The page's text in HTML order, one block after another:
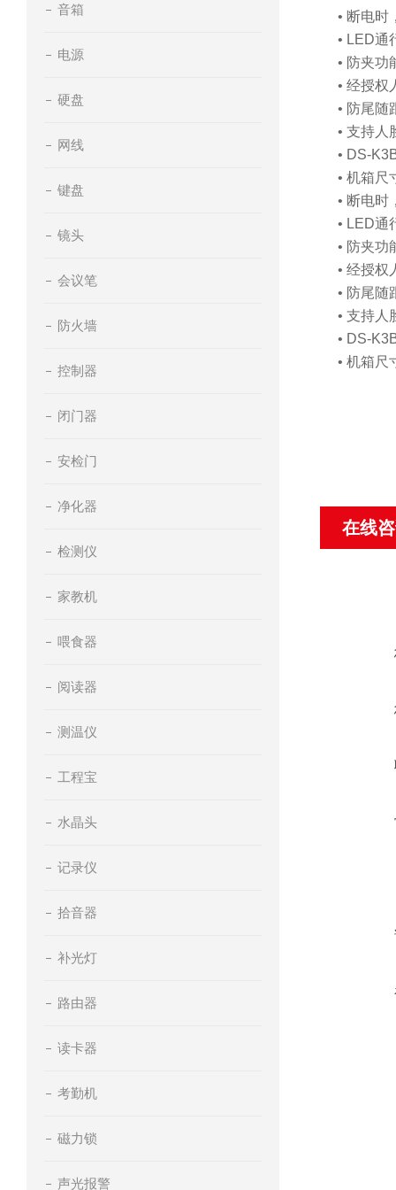
音箱
电源
硬盘
网线
键盘
镜头
会议笔
防火墙
控制器
闭门器
安检门
净化器
检测仪
家教机
喂食器
阅读器
测温仪
工程宝
水晶头
记录仪
拾音器
补光灯
路由器
读卡器
考勤机
磁力锁
声光报警
• 断电时
• LED通
• 防夹功
• 经授权
• 防尾随
• 支持人
• DS-
• 机箱尺
• 断电时
• LED通
• 防夹功
• 经授权
• 防尾随
• 支持人
• DS-
• 机箱尺
在线